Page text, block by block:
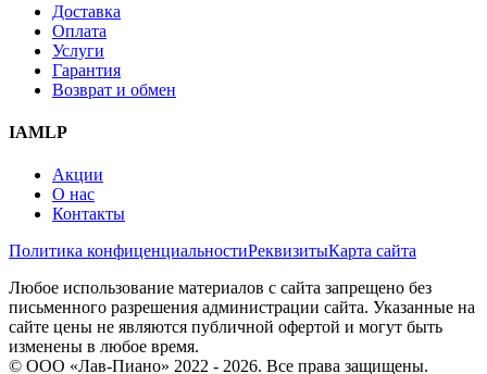
Доставка
Оплата
Услуги
Гарантия
Возврат и обмен
IAMLP
Акции
О нас
Контакты
Политика конфиценциальностиРеквизитыКарта сайта
Любое использование материалов с сайта запрещено без
письменного разрешения администрации сайта. Указанные на
сайте цены не являются публичной офертой и могут быть
изменены в любое время.
© ООО «Лав-Пиано» 2022 - 2026. Все права защищены.